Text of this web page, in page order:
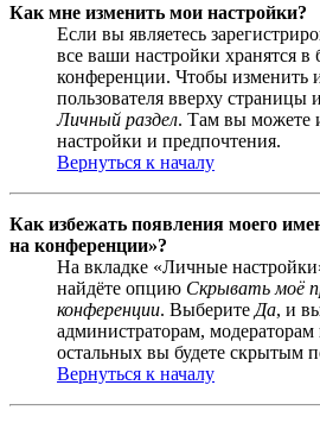
Как мне изменить мои настройки?
Если вы являетесь
все ваши настройки хранятся в
конференции. Чтобы изменить
пользователя вверху страницы
Личный раздел. Там вы можете
настройки и предпочтения.
Вернуться к началу
Как избежать появления моего
на конференции»?
На вкладке «Личные
найдёте опцию Скрывать моё
конференции. Выберите Да, и
администраторам,
остальных вы будете скрытым
Вернуться к началу